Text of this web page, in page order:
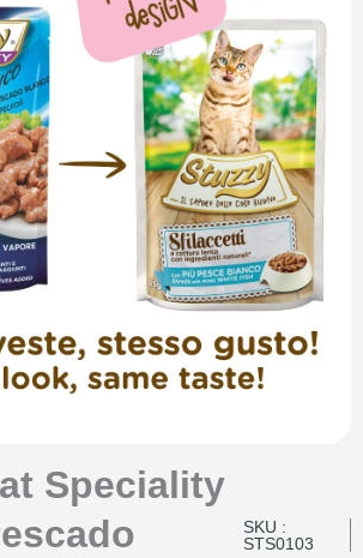
Speciality
SKU :
STS0103